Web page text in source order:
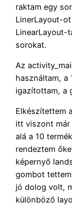
raktam egy
LinerLayout-
LinearLayout-
sorokat.
Az
használtam, a
igazítottam, a
Elkészítettem
itt viszont már
alá a 10
rendeztem
képernyő
gombot
jó dolog volt,
különböző